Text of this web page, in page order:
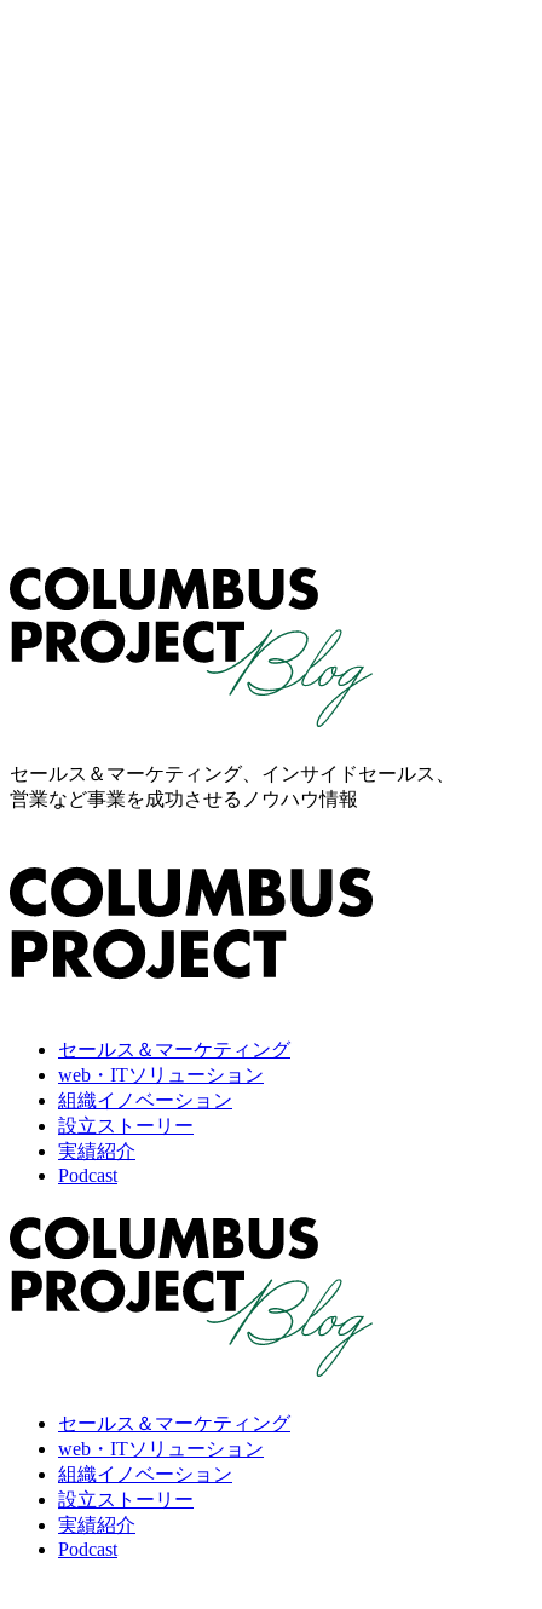
セールス＆マーケティング、インサイドセールス、
営業など事業を成功させるノウハウ情報
セールス＆マーケティング
web・ITソリューション
組織イノベーション
設立ストーリー
実績紹介
Podcast
セールス＆マーケティング
web・ITソリューション
組織イノベーション
設立ストーリー
実績紹介
Podcast